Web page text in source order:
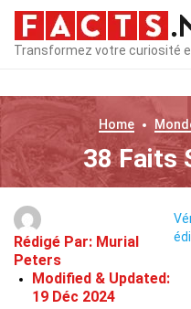
Transformez votre curiosité
Home
38 Faits
Rédigé Par: Murial
Peters
Modified & Updated:
19 Déc 2024